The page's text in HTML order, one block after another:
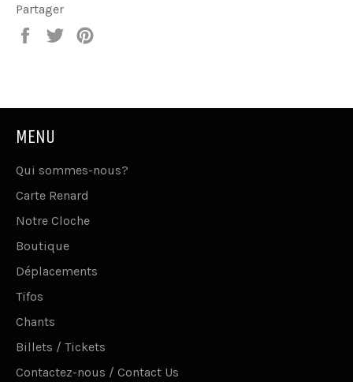
Partager
PartagerTweeter
MENU
Qui sommes-nous?
Carte Renard
Notre Cloche
Boutique
Déplacements
Tifos
Chants
Billets / Tickets
Contactez-nous / Contact Us